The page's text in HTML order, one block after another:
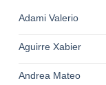
Adami Valerio
Aguirre Xabier
Andrea Mateo